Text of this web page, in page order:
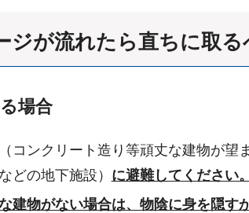
ジが流れたら直ちに取
場合
コンクリート造り等頑丈な建物が望
どの地下施設） に避難してください。
建物がない場合は、物陰に身を隠す